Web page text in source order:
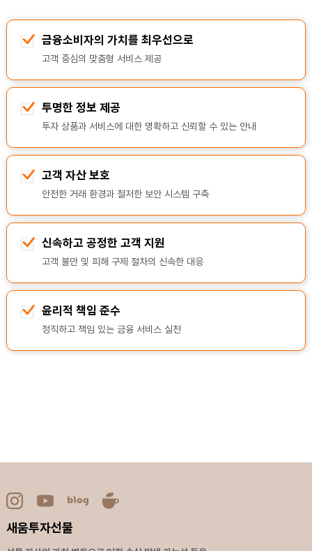
금융소비자의 가치를 최우선으로
고객 중심의 맞춤형 서비스 제공
투명한 정보 제공
투자 상품과 서비스에 대한 명확하고 신뢰할 수 있는 안내
고객 자산 보호
안전한 거래 환경과 철저한 보안 시스템 구축
신속하고 공정한 고객 지원
고객 불만 및 피해 구제 절차의 신속한 대응
윤리적 책임 준수
정직하고 책임 있는 금융 서비스 실천
새움투자선물